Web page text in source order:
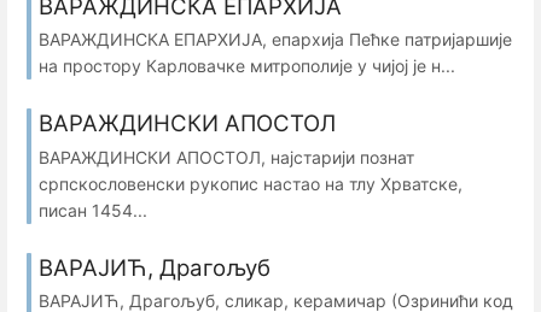
ВАРАЖДИНСКА ЕПАРХИЈА
ВАРАЖДИНСКА ЕПАРХИЈА, епархија Пећке патријаршије
на простору Карловачке митрополије у чијој је н...
ВАРАЖДИНСКИ АПОСТОЛ
ВАРАЖДИНСКИ АПОСТОЛ, најстарији познат
српскословенски рукопис настао на тлу Хрватске,
писан 1454...
ВАРАЈИЋ, Драгољуб
ВАРАЈИЋ, Драгољуб, сликар, керамичар (Озринићи код